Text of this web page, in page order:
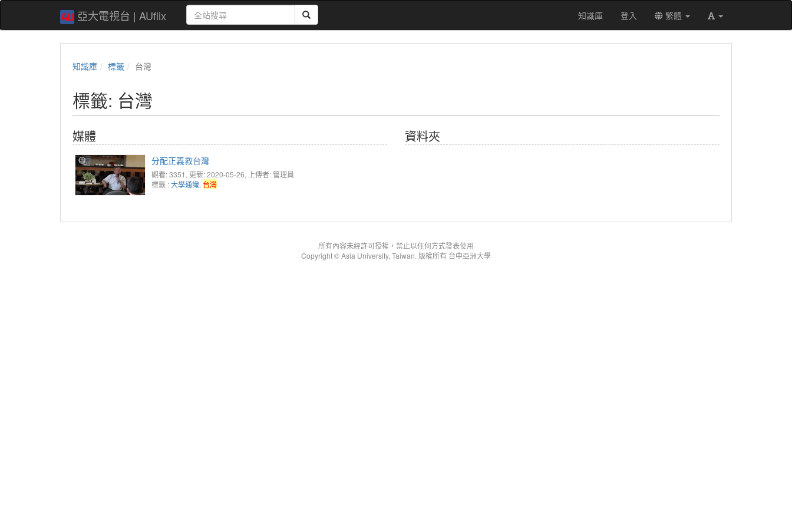
亞大電視台 | AUflix 知識庫 登入 繁體
知識庫 標籤 台灣
標籤: 台灣
媒體
分配正義救台灣
觀看: 3351 , 更新: 2020-05-26, 上傳者: 管理員
標籤 :大學通識, 台灣
資料夾
所有內容未經許可授權，禁止以任何方式發表使用
Copyright © Asia University, Taiwan. 版權所有 台中亞洲大學